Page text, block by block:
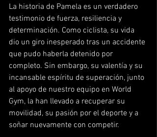
La historia de Pamela es un verdadero
testimonio de fuerza, resiliencia y
determinación. Como ciclista, su vida
dio un giro inesperado tras un accidente
que pudo haberla detenido por
completo. Sin embargo, su valentía y su
incansable espíritu de superación, junto
al apoyo de nuestro equipo en World
Gym, la han llevado a recuperar su
movilidad, su pasión por el deporte y a
soñar nuevamente con competir.